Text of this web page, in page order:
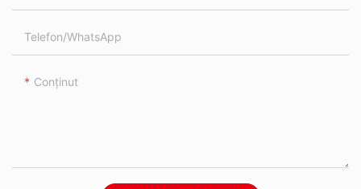
Telefon/WhatsApp
Conţinut